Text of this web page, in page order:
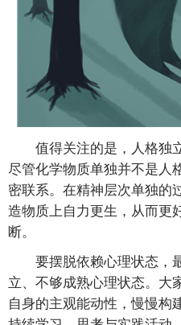
值得关注的是，人格独立
尽管化学物质单独并不是人
密联系。在精神层次单独的
造物质上自力更生，从而更
断。
要摆脱依赖心理状态，
立、不够成熟心理状态。大
自身的主观能动性，慢慢构